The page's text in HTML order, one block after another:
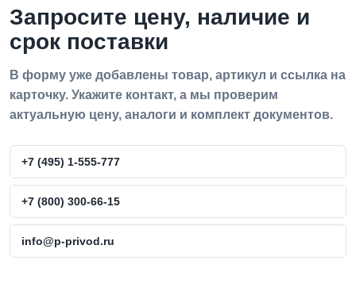
Запросите цену, наличие и
срок поставки
В форму уже добавлены товар, артикул и ссылка на
карточку. Укажите контакт, а мы проверим
актуальную цену, аналоги и комплект документов.
+7 (495) 1-555-777
+7 (800) 300-66-15
info@p-privod.ru